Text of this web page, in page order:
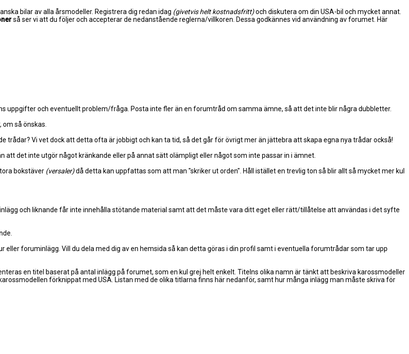
bilar av alla årsmodeller. Registrera dig redan idag (givetvis helt kostnadsfritt)och diskutera om din USA-bil och mycket annat.
så ser vi att du följer och accepterar de nedanstående reglerna/villkoren. Dessa godkännes vid användning av forumet. Här
uppgifter och eventuellt problem/fråga. Posta inte fler än en forumtråd om samma ämne, så att det inte blir några dubbletter.
så önskas.
trådar? Vi vet dock att detta ofta är jobbigt och kan ta tid, så det går för övrigt mer än jättebra att skapa egna nya trådar också!
det inte utgör något kränkande eller på annat sätt olämpligt eller något som inte passar in i ämnet.
bokstäver (versaler)då detta kan uppfattas som att man "skriker ut orden". Håll istället en trevlig ton så blir allt så mycket mer kul
och liknande får inte innehålla stötande material samt att det måste vara ditt eget eller rätt/tillåtelse att användas i det syfte
foruminlägg. Vill du dela med dig av en hemsida så kan detta göras i din profil samt i eventuella forumtrådar som tar upp
en titel baserat på antal inlägg på forumet, som en kul grej helt enkelt. Titelns olika namn är tänkt att beskriva karossmodeller
förknippat med USA. Listan med de olika titlarna finns här nedanför, samt hur många inlägg man måste skriva för